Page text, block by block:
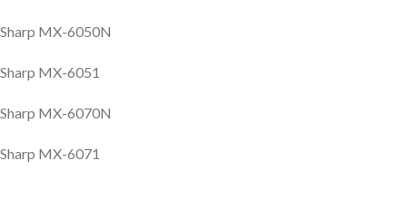
Sharp MX-6050N
Sharp MX-6051
Sharp MX-6070N
Sharp MX-6071